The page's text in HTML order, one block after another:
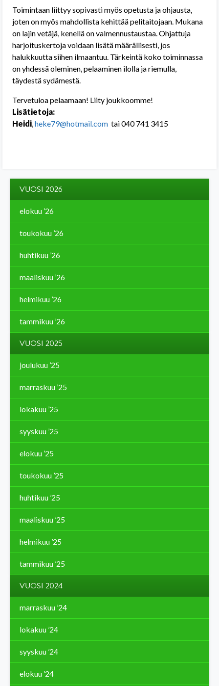
Toimintaan liittyy sopivasti myös opetusta ja ohjausta,
joten on myös mahdollista kehittää pelitaitojaan. Mukana
on lajin vetäjä, kenellä on valmennustaustaa. Ohjattuja
harjoituskertoja voidaan lisätä määrällisesti, jos
halukkuutta siihen ilmaantuu. Tärkeintä koko toiminnassa
on yhdessä oleminen, pelaaminen ilolla ja riemulla,
täydestä sydämestä.
Tervetuloa pelaamaan! Liity joukkoomme!
Lisätietoja:
Heidi,heke79@hotmail.com tai 040 741 3415
VUOSI 2026
elokuu ’26
toukokuu ’26
huhtikuu ’26
maaliskuu ’26
helmikuu ’26
tammikuu ’26
VUOSI 2025
joulukuu ’25
marraskuu ’25
lokakuu ’25
syyskuu ’25
elokuu ’25
toukokuu ’25
huhtikuu ’25
maaliskuu ’25
helmikuu ’25
tammikuu ’25
VUOSI 2024
marraskuu ’24
lokakuu ’24
syyskuu ’24
elokuu ’24